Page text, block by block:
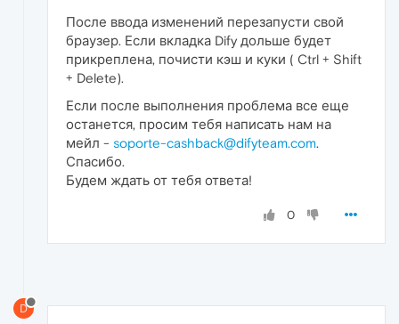
После ввода изменений перезапусти свой
браузер. Если вкладка Dify дольше будет
прикреплена, почисти кэш и куки ( Ctrl + Shift
+ Delete).
Если после выполнения проблема все еще
останется, просим тебя написать нам на
мейл - soporte-cashback@difyteam.com.
Спасибо.
Будем ждать от тебя ответа!
0
D